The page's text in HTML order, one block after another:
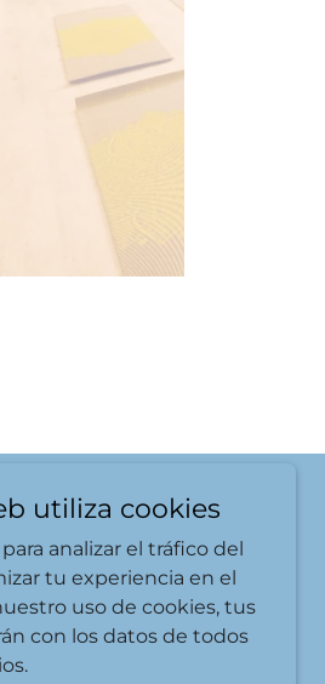
utiliza cookies
analizar el tráfico del
tu experiencia en el
uso de cookies, tus
con los datos de todos